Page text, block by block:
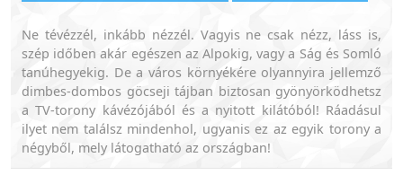
Ne tévézzél, inkább nézzél. Vagyis ne csak nézz, láss is,
szép időben akár egészen az Alpokig, vagy a Ság és Somló
tanúhegyekig. De a város környékére olyannyira jellemző
dimbes-dombos göcseji tájban biztosan gyönyörködhetsz
a TV-torony kávézójából és a nyitott kilátóból! Ráadásul
ilyet nem találsz mindenhol, ugyanis ez az egyik torony a
négyből, mely látogatható az országban!